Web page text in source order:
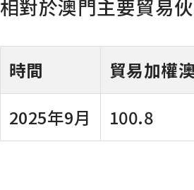
相對於澳門主要貿易
時間 貿易加權
2025年9月
100.8